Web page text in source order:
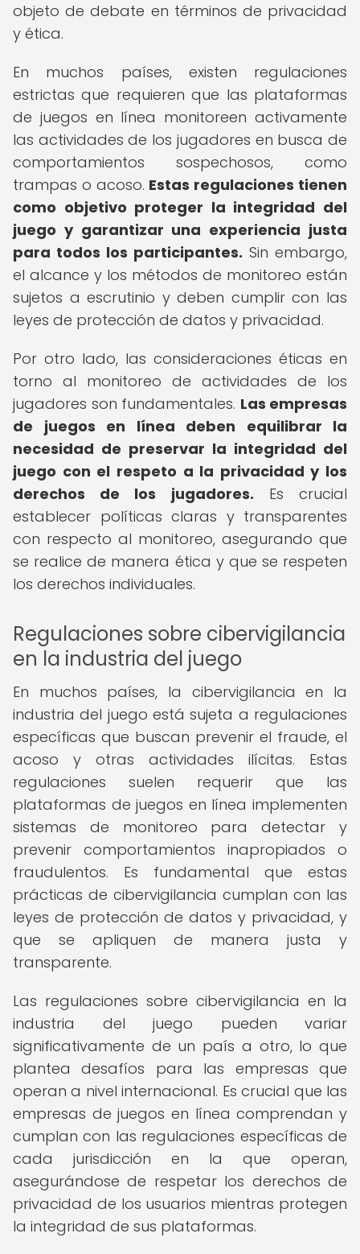
objeto de debate en términos de privacidad
y ética.
En muchos países, existen regulaciones
estrictas que requieren que las plataformas
de juegos en línea monitoreen activamente
las actividades de los jugadores en busca de
comportamientos sospechosos, como
trampas o acoso. Estas regulaciones tienen
como objetivo proteger la integridad del
juego y garantizar una experiencia justa
para todos los participantes. Sin embargo,
el alcance y los métodos de monitoreo están
sujetos a escrutinio y deben cumplir con las
leyes de protección de datos y privacidad.
Por otro lado, las consideraciones éticas en
torno al monitoreo de actividades de los
jugadores son fundamentales. Las empresas
de juegos en línea deben equilibrar la
necesidad de preservar la integridad del
juego con el respeto a la privacidad y los
derechos de los jugadores. Es crucial
establecer políticas claras y transparentes
con respecto al monitoreo, asegurando que
se realice de manera ética y que se respeten
los derechos individuales.
Regulaciones sobre cibervigilancia
en la industria del juego
En muchos países, la cibervigilancia en la
industria del juego está sujeta a regulaciones
específicas que buscan prevenir el fraude, el
acoso y otras actividades ilícitas. Estas
regulaciones suelen requerir que las
plataformas de juegos en línea implementen
sistemas de monitoreo para detectar y
prevenir comportamientos inapropiados o
fraudulentos. Es fundamental que estas
prácticas de cibervigilancia cumplan con las
leyes de protección de datos y privacidad, y
que se apliquen de manera justa y
transparente.
Las regulaciones sobre cibervigilancia en la
industria del juego pueden variar
significativamente de un país a otro, lo que
plantea desafíos para las empresas que
operan a nivel internacional. Es crucial que las
empresas de juegos en línea comprendan y
cumplan con las regulaciones específicas de
cada jurisdicción en la que operan,
asegurándose de respetar los derechos de
privacidad de los usuarios mientras protegen
la integridad de sus plataformas.